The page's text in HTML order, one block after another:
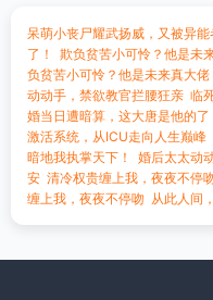
呆萌小丧尸耀武扬威，又被异能
了！
欺负贫苦小可怜？他是未
负贫苦小可怜？他是未来真大佬
动动手，禁欲教官拦腰狂亲 临
婚当日遭暗算，这大唐是他的了
激活系统，从ICU走向人生巅峰
暗地我执掌天下！
婚后太太动
安 清冷权贵缠上我，夜夜不停
缠上我，夜夜不停吻 从此人间